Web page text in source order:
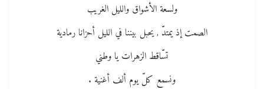
ولسعة الأشواق والليل الغريب
الصمت إذ يمتدّ , يحبل بيننا في الليل أحزانا رمادية
تسّاقط الزهرات يا وطني
ونسمع كلّ يوم ألف أغنية .